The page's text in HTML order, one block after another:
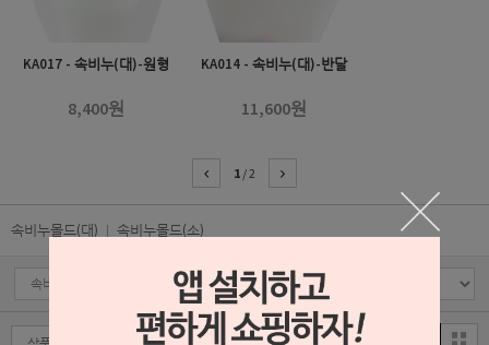
KA017 - 속비누(대)-원형
8,400원
KA014 - 속비누(대)-반달
11,600원
1 /2
속비누몰드(대) 속비누몰드(소)